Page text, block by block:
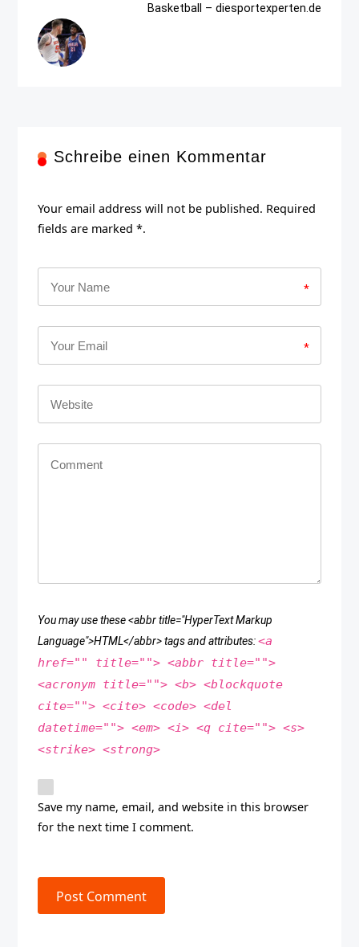
Basketball – diesportexperten.de
Schreibe einen Kommentar
Your email address will not be published. Required
fields are marked *.
*
*
You may use these <abbr title="HyperText Markup
Language">HTML</abbr> tags and attributes:<a
href="" title=""> <abbr title="">
<acronym title=""> <b> <blockquote
cite=""> <cite> <code> <del
datetime=""> <em> <i> <q cite=""> <s>
<strike> <strong>
Save my name, email, and website in this browser
for the next time I comment.
Post Comment